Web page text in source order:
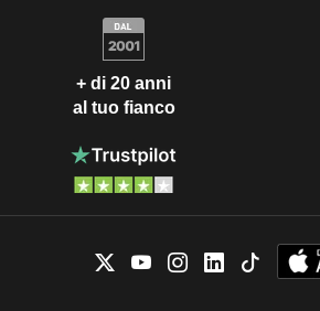
+ di 20 anni
al tuo fianco